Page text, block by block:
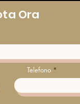
Ora
Telefono